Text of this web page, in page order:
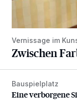
Vernissage im
Zwischen
Eine verborgene
Bauspielplatz
Eine verborgene